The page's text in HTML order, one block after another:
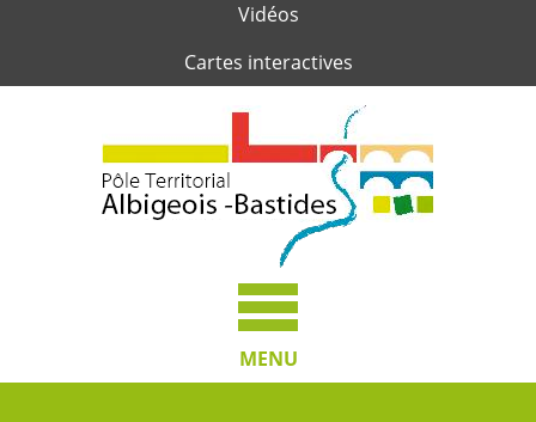
Vidéos
Cartes interactives
MENU